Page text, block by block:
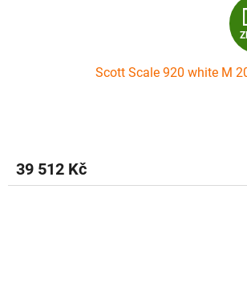
Scott Scale 920 white M
39 512 Kč